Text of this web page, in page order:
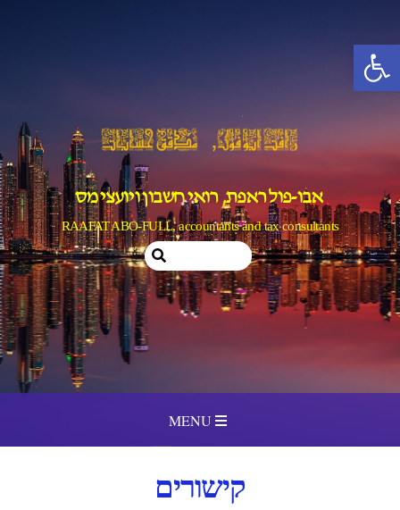
פתח סרגל נגישות
content
MENU
אבו-פול ראפת, רואי חשבון ויועצי מס
RAAFAT ABO-FULL, accountants and tax consultants
קישורים